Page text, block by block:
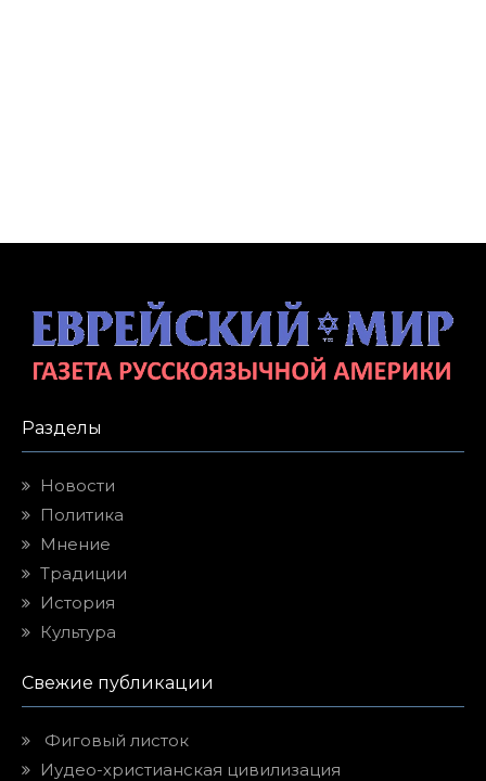
Разделы
Новости
Политика
Мнение
Традиции
История
Культура
Свежие публикации
Фиговый листок
Иудео-христианская цивилизация